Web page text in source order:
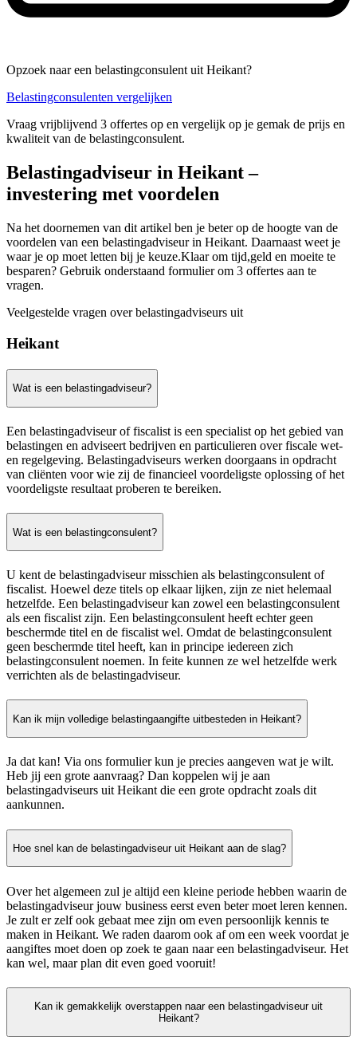
Opzoek naar een belastingconsulent uit Heikant?
Belastingconsulenten vergelijken
Vraag vrijblijvend 3 offertes op en vergelijk op je gemak de prijs en
kwaliteit van de belastingconsulent.
Belastingadviseur in Heikant –
investering met voordelen
Na het doornemen van dit artikel ben je beter op de hoogte van de
voordelen van een belastingadviseur in Heikant. Daarnaast weet je
waar je op moet letten bij je keuze.Klaar om tijd,geld en moeite te
besparen? Gebruik onderstaand formulier om 3 offertes aan te
vragen.
Veelgestelde vragen over belastingadviseurs uit
Heikant
Wat is een belastingadviseur?
Een belastingadviseur of fiscalist is een specialist op het gebied van
belastingen en adviseert bedrijven en particulieren over fiscale wet-
en regelgeving. Belastingadviseurs werken doorgaans in opdracht
van cliënten voor wie zij de financieel voordeligste oplossing of het
voordeligste resultaat proberen te bereiken.
Wat is een belastingconsulent?
U kent de belastingadviseur misschien als belastingconsulent of
fiscalist. Hoewel deze titels op elkaar lijken, zijn ze niet helemaal
hetzelfde. Een belastingadviseur kan zowel een belastingconsulent
als een fiscalist zijn. Een belastingconsulent heeft echter geen
beschermde titel en de fiscalist wel. Omdat de belastingconsulent
geen beschermde titel heeft, kan in principe iedereen zich
belastingconsulent noemen. In feite kunnen ze wel hetzelfde werk
verrichten als de belastingadviseur.
Kan ik mijn volledige belastingaangifte uitbesteden in Heikant?
Ja dat kan! Via ons formulier kun je precies aangeven wat je wilt.
Heb jij een grote aanvraag? Dan koppelen wij je aan
belastingadviseurs uit Heikant die een grote opdracht zoals dit
aankunnen.
Hoe snel kan de belastingadviseur uit Heikant aan de slag?
Over het algemeen zul je altijd een kleine periode hebben waarin de
belastingadviseur jouw business eerst even beter moet leren kennen.
Je zult er zelf ook gebaat mee zijn om even persoonlijk kennis te
maken in Heikant. We raden daarom ook af om een week voordat je
aangiftes moet doen op zoek te gaan naar een belastingadviseur. Het
kan wel, maar plan dit even goed vooruit!
Kan ik gemakkelijk overstappen naar een belastingadviseur uit
Heikant?